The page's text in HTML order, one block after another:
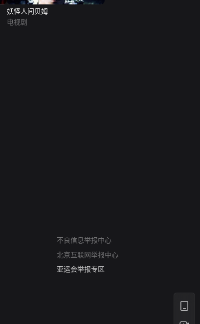
妖怪人间贝姆
电视剧
不良信息举报中心
北京互联网举报中心
亚运会举报专区
涉历史虚无举报